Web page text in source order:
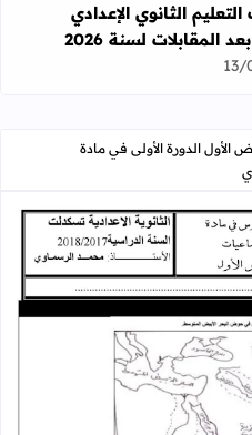
لحركة إسناد منصب مدير
الثانوي الإعدادي
المقابلات لسنة 2026
13/
الأول الدورة الأولى في مادة